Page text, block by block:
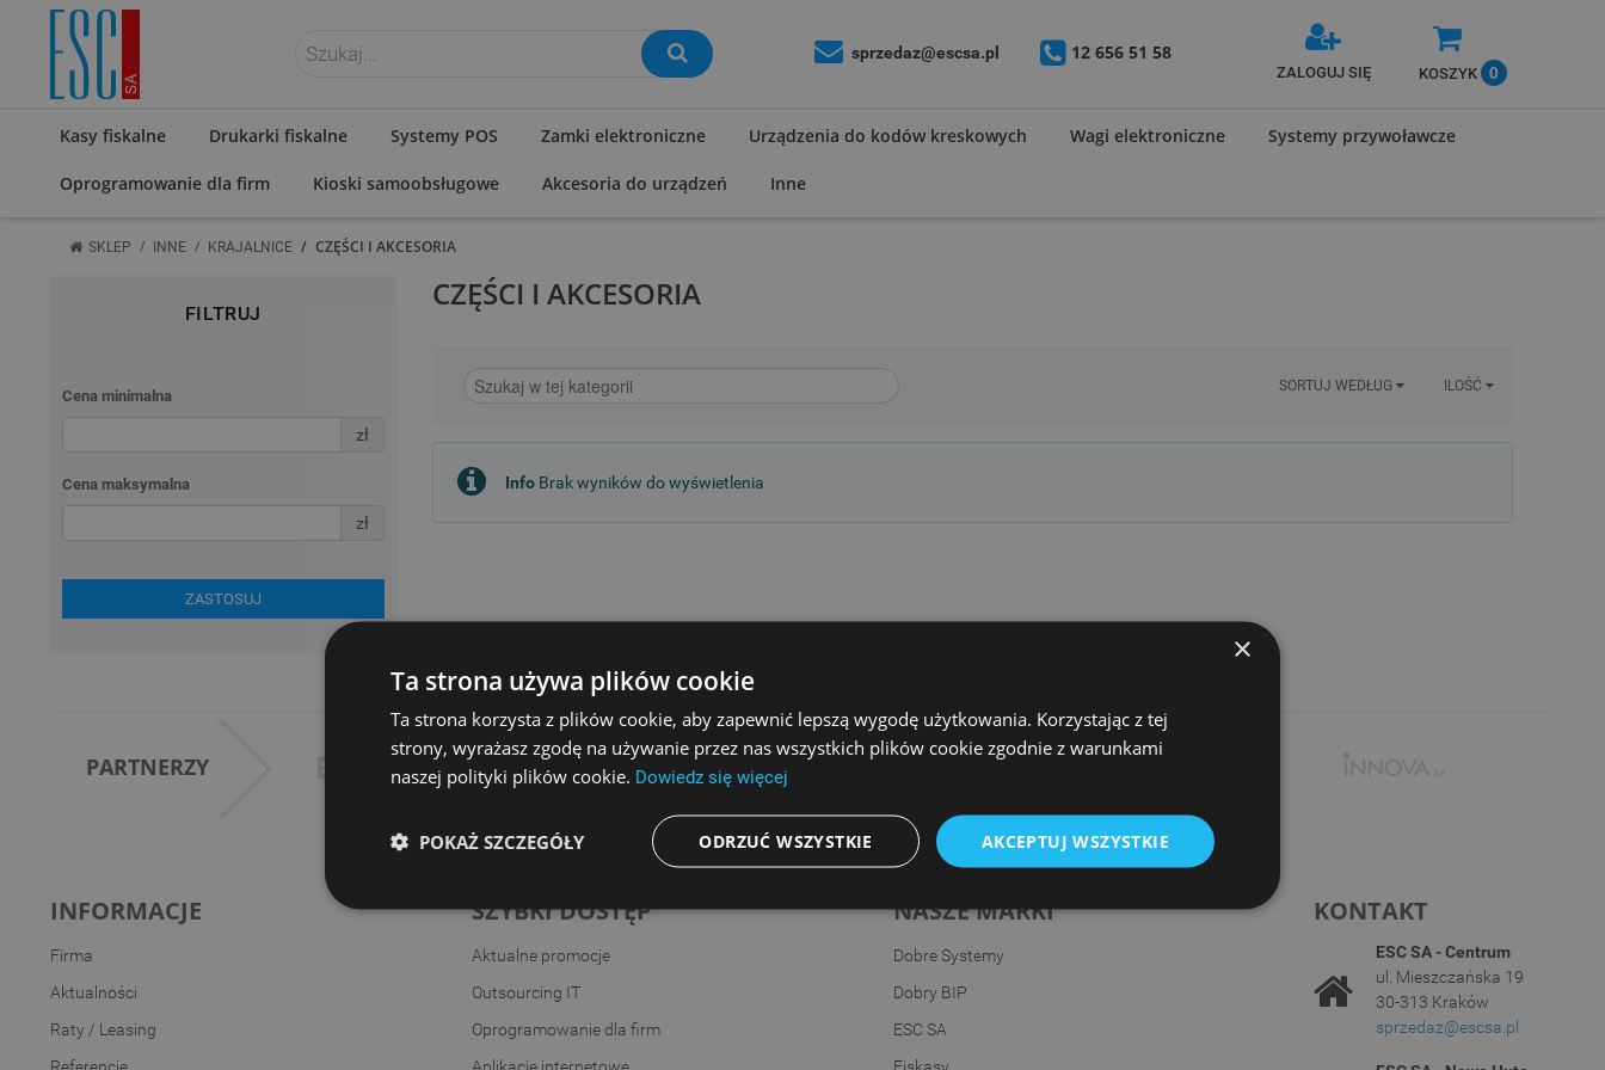
ZALOGUJ SIĘ sprzedaz@escsa.pl 12 656 51 58
ZALOGUJ SIĘ KOSZYK 0
Kasy fiskalne Drukarki fiskalne Systemy POS Zamki elektroniczne Urządzenia do kodów kreskowych Wagi elektroniczne Systemy przywoławcze
Oprogramowanie dla firm Kioski samoobsługowe Akcesoria do urządzeń Inne
SKLEP / INNE / KRAJALNICE / CZĘŚCI I AKCESORIA
FILTRUJ
Cena minimalna
zł
Cena maksymalna
zł
ZASTOSUJ
CZĘŚCI I AKCESORIA
SORTUJ WEDŁUG ILOŚĆ
Info Brak wyników do wyświetlenia
PARTNERZY
INFORMACJE
Firma
Aktualności
Raty / Leasing
SZYBKI DOSTĘP
Aktualne promocje
Outsourcing IT
Oprogramowanie dla firm
NASZE MARKI
Dobre Systemy
Dobry BIP
ESC SA
KONTAKT
ESC SA - Centrum
ul. Mieszczańska 19
30-313 Kraków
sprzedaz@escsa.pl
×
Ta strona używa plików cookie
Ta strona korzysta z plików cookie, aby zapewnić lepszą wygodę użytkowania. Korzystając z tej
strony, wyrażasz zgodę na używanie przez nas wszystkich plików cookie zgodnie z warunkami
naszej polityki plików cookie. Dowiedz się więcej
AKCEPTUJ WSZYSTKIE
ODRZUĆ WSZYSTKIE
POKAŻ SZCZEGÓŁY